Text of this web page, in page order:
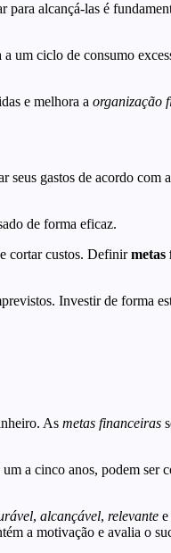
alcançá-las é
um ciclo de consumo
e melhora a organização
seus gastos de acordo com
de forma eficaz.
cortar custos. Definirmetas
Investir de forma
As metas financeiras
a cinco anos, podem ser
, alcançável, relevante e
a motivação e avalia o